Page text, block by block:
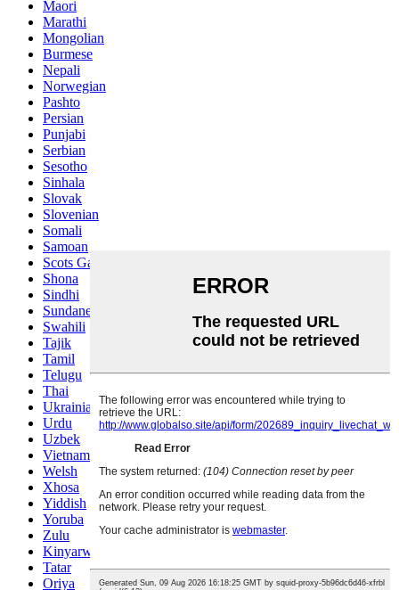
Maori
Marathi
Mongolian
Burmese
Nepali
Norwegian
Pashto
Persian
Punjabi
Serbian
Sesotho
Sinhala
Slovak
Slovenian
Somali
Samoan
Scots Gaelic
Shona
Sindhi
Sundanese
Swahili
Tajik
Tamil
Telugu
Thai
Ukrainian
Urdu
Uzbek
Vietnamese
Welsh
Xhosa
Yiddish
Yoruba
Zulu
Kinyarwanda
Tatar
Oriya